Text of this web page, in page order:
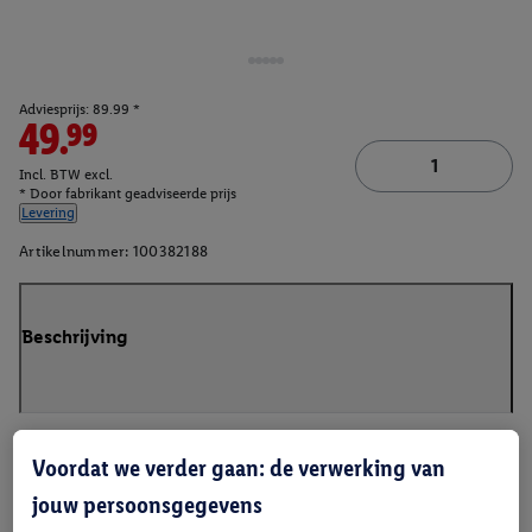
Adviesprijs: 89.99 *
49.99
Incl. BTW excl.
* Door fabrikant geadviseerde prijs
Levering
Artikelnummer: 100382188
Beschrijving
Voordat we verder gaan: de verwerking van
jouw persoonsgegevens